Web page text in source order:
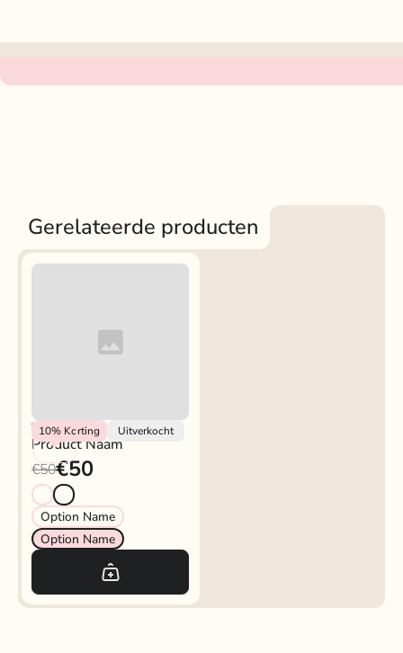
Gerelateerde producten
10% Korting Uitverkocht
Vendor
Product Naam
€50€50
Option Name
Option Name